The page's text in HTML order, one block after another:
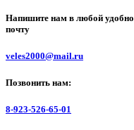
Напишите нам в любой
почту
veles2000@mail.ru
Позвонить нам:
8-923-526-65-01